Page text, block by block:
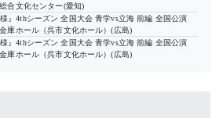
合文化センター(愛知)
』4thシーズン 全国大会 青学vs立海 前編 全国公演
庫ホール（呉市文化ホール）(広島)
』4thシーズン 全国大会 青学vs立海 前編 全国公演
庫ホール（呉市文化ホール）(広島)